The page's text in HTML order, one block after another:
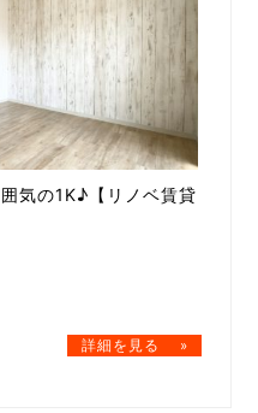
気の1K♪【リノベ賃貸